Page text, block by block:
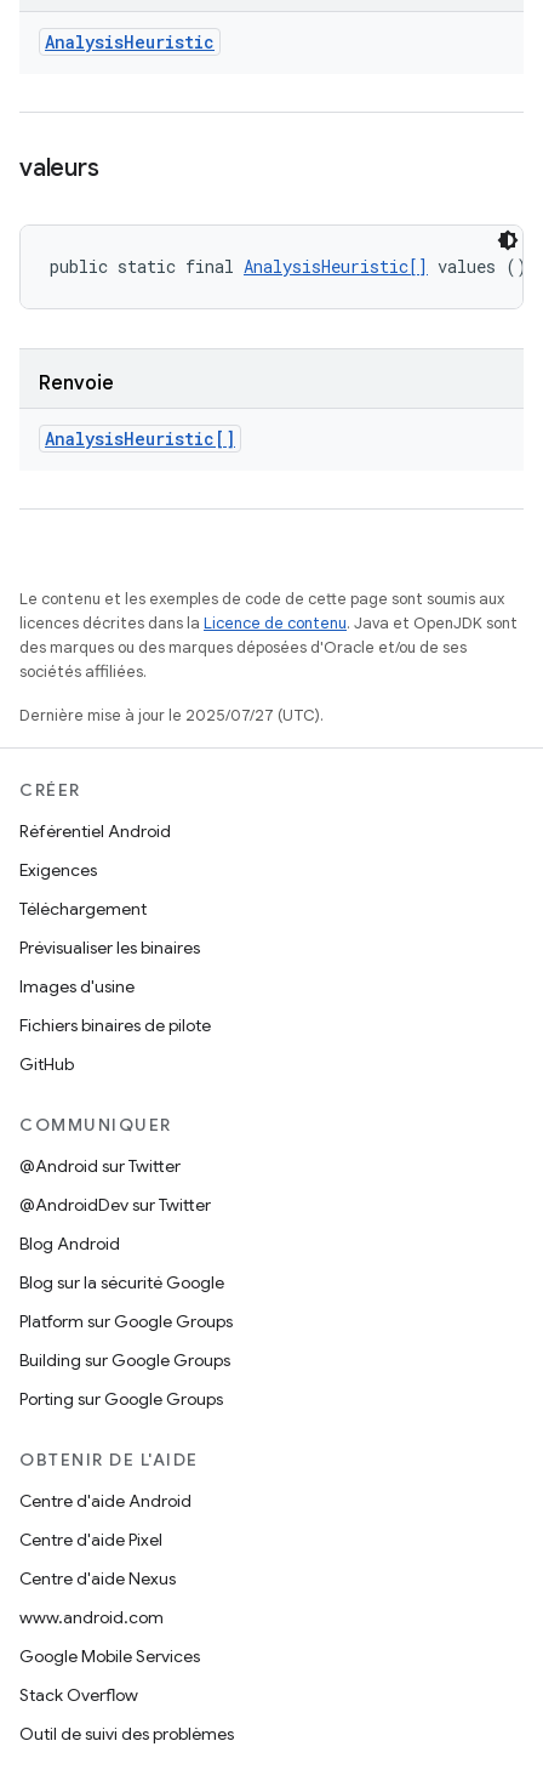
AnalysisHeuristic
valeurs
public static final AnalysisHeuristic[] values ()
Renvoie
AnalysisHeuristic[]
Le contenu et les exemples de code de cette page sont soumis aux
licences décrites dans la Licence de contenu. Java et OpenJDK sont
des marques ou des marques déposées d'Oracle et/ou de ses
sociétés affiliées.
Dernière mise à jour le 2025/07/27 (UTC).
CRÉER
Référentiel Android
Exigences
Téléchargement
Prévisualiser les binaires
Images d'usine
Fichiers binaires de pilote
GitHub
COMMUNIQUER
@Android sur Twitter
@AndroidDev sur Twitter
Blog Android
Blog sur la sécurité Google
Platform sur Google Groups
Building sur Google Groups
Porting sur Google Groups
OBTENIR DE L'AIDE
Centre d'aide Android
Centre d'aide Pixel
Centre d'aide Nexus
www.android.com
Google Mobile Services
Stack Overflow
Outil de suivi des problèmes